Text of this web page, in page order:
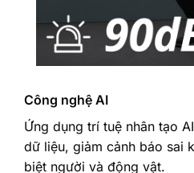
Công nghệ AI
Ứng dụng trí tuệ nhân tạo
dữ liệu, giảm cảnh báo sai
biệt người và động vật.